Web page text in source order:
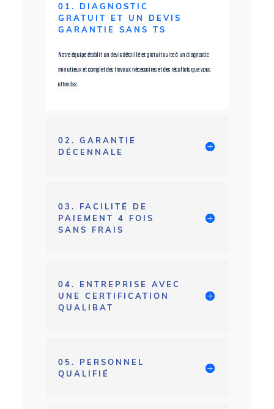
01. DIAGNOSTIC
GRATUIT ET UN DEVIS
GARANTIE SANS TS
Notre équipe établit un devis détaillé et gratuit suite à un diagnostic
minutieux et complet des travaux nécessaires et des résultats que vous
attendez.
02. GARANTIE
DÉCENNALE
03. FACILITÉ DE
PAIEMENT 4 FOIS
SANS FRAIS
04. ENTREPRISE AVEC
UNE CERTIFICATION
QUALIBAT
05. PERSONNEL
QUALIFIÉ